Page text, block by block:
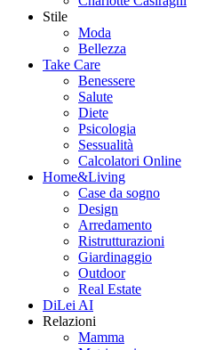
Stile
Moda
Bellezza
Take Care
Benessere
Salute
Diete
Psicologia
Sessualità
Calcolatori Online
Home&Living
Case da sogno
Design
Arredamento
Ristrutturazioni
Giardinaggio
Outdoor
Real Estate
DiLei AI
Relazioni
Mamma